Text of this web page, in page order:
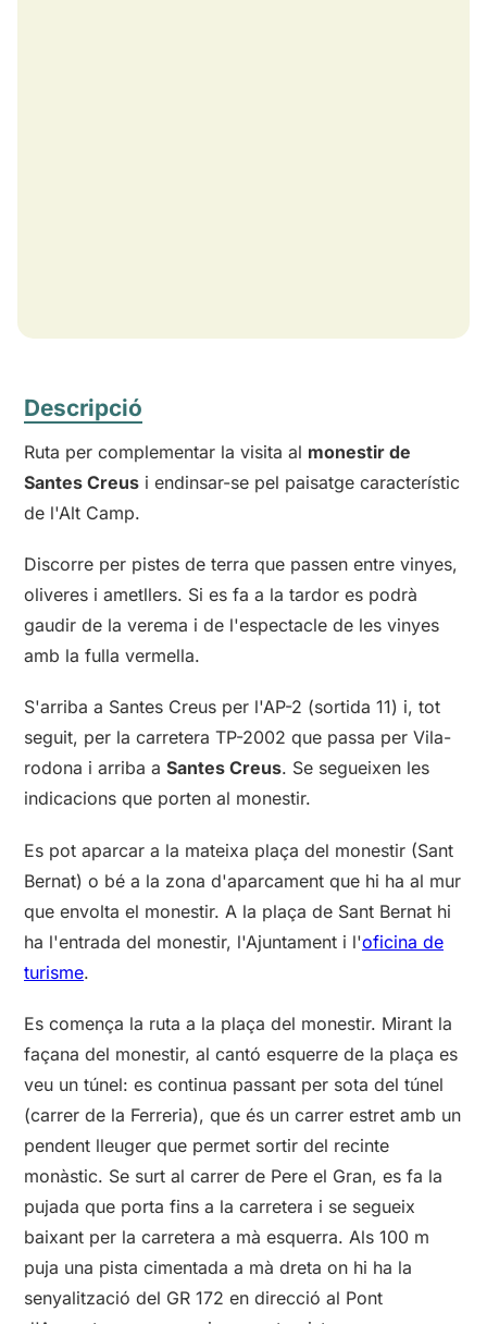
Descripció
Ruta per complementar la visita al monestir de
Santes Creus i endinsar-se pel paisatge característic
de l'Alt Camp.
Discorre per pistes de terra que passen entre vinyes,
oliveres i ametllers. Si es fa a la tardor es podrà
gaudir de la verema i de l'espectacle de les vinyes
amb la fulla vermella.
S'arriba a Santes Creus per l'AP-2 (sortida 11) i, tot
seguit, per la carretera TP-2002 que passa per Vila-
rodona i arriba a Santes Creus. Se segueixen les
indicacions que porten al monestir.
Es pot aparcar a la mateixa plaça del monestir (Sant
Bernat) o bé a la zona d'aparcament que hi ha al mur
que envolta el monestir. A la plaça de Sant Bernat hi
ha l'entrada del monestir, l'Ajuntament i l'oficina de
turisme.
Es comença la ruta a la plaça del monestir. Mirant la
façana del monestir, al cantó esquerre de la plaça es
veu un túnel: es continua passant per sota del túnel
(carrer de la Ferreria), que és un carrer estret amb un
pendent lleuger que permet sortir del recinte
monàstic. Se surt al carrer de Pere el Gran, es fa la
pujada que porta fins a la carretera i se segueix
baixant per la carretera a mà esquerra. Als 100 m
puja una pista cimentada a mà dreta on hi ha la
senyalització del GR 172 en direcció al Pont